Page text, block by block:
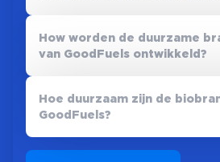
brandstoffen-merk, en al
brandstoffen worden
zwaar wegvervoer, de kust-
én de internationale
How worden de duurzame
van GoodFuels ontwikkeld?
grondstofleveranciers,
Hoe duurzaam zijn de
GoodFuels?